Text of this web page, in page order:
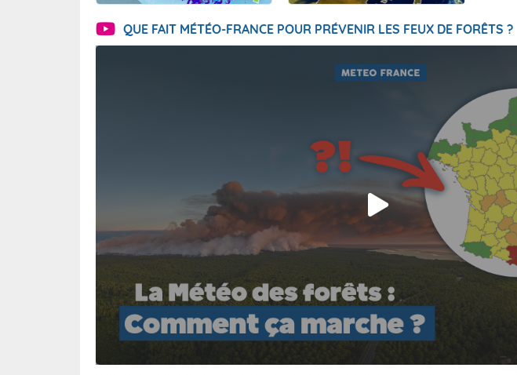
QUE FAIT MÉTÉO-FRANCE POUR PRÉVENIR LES FEUX DE FORÊTS ?